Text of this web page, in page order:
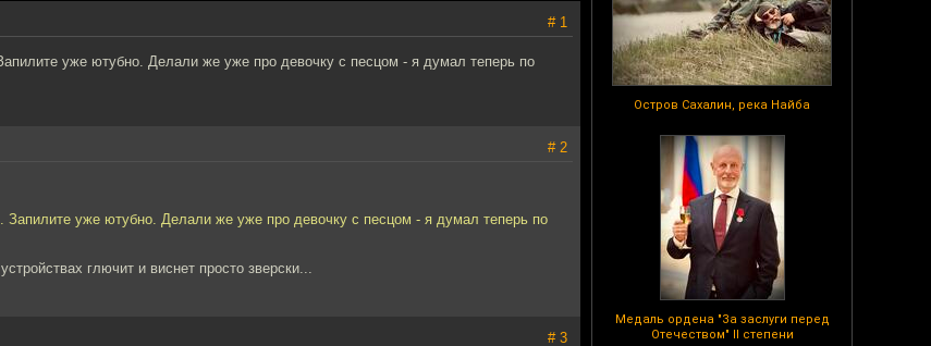
Остров Сахалин, река Найба
Медаль ордена "За заслуги перед
Отечеством" II степени
# 1
уже ютубно. Делали же уже про девочку с песцом - я думал теперь по
# 2
Запилите уже ютубно. Делали же уже про девочку с песцом - я думал теперь по
глючит и виснет просто зверски...
# 3